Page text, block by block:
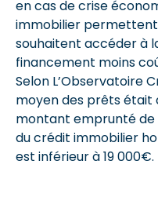
en cas de crise
immobilier permettent
souhaitent accéder à
financement moins
Selon L’Observatoire
moyen des prêts était
montant emprunté de
du crédit immobilier
est inférieur à 19 000€.